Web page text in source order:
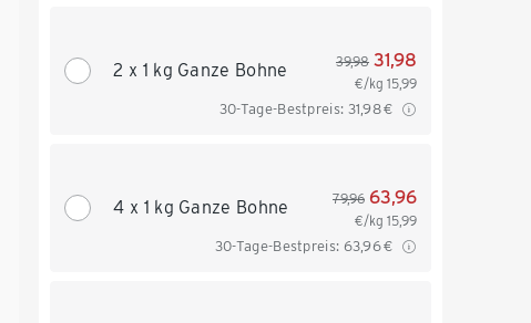
2 x 1 kg Ganze Bohne 39,98 31,98
€/kg 15,99
30-Tage-Bestpreis: 31,98€
4 x 1 kg Ganze Bohne 79,96 63,96
€/kg 15,99
30-Tage-Bestpreis: 63,96€